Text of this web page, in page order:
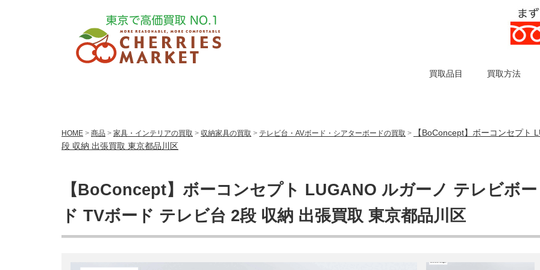
買取品目 買取方法
HOME > 商品 > 家具・インテリアの買取 > 収納家具の買取 > テレビ台・AVボード・シアターボードの買取 >
【BoConcept】ボーコンセプト
段 収納 出張買取 東京都品川区
【BoConcept】ボーコンセプト LUGANO ルガーノ テレビボー
ド TVボード テレビ台 2段 収納 出張買取 東京都品川区